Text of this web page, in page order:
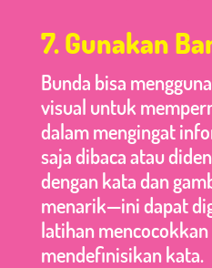
7. Gunakan
Bunda bisa
visual untuk
dalam mengingat
saja dibaca atau
dengan kata dan
menarik—ini dapat
latihan
mendefinisikan kata.